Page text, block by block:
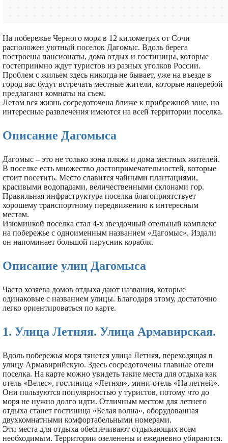
На побережье Черного моря в 12 километрах от Сочи
расположен уютный поселок Дагомыс. Вдоль берега
построены пансионаты, дома отдых и гостиницы, которые
гостеприимно ждут туристов из разных уголков России.
Проблем с жильем здесь никогда не бывает, уже на въезде в
город вас будут встречать местные жители, которые наперебой
предлагают комнаты на съем.
Летом вся жизнь сосредоточена ближе к прибрежной зоне, но
интересные развлечения имеются на всей территории поселка.
Описание Дагомыса
Дагомыс – это не только зона пляжа и дома местных жителей.
В поселке есть множество достопримечательностей, которые
стоит посетить. Место славится чайными плантациями,
красивыми водопадами, величественными склонами гор.
Правильная инфраструктура поселка благоприятствует
хорошему транспортному передвижению к интересным
местам.
Изюминкой поселка стал 4-х звездочный отельный комплекс
на побережье с одноименным названием «Дагомыс». Издали
он напоминает большой парусник корабля.
Описание улиц Дагомыса
Часто хозяева домов отдыха дают названия, которые
одинаковые с названием улицы. Благодаря этому, достаточно
легко ориентироваться по карте.
1. Улица Летняя. Улица Армавирская.
Вдоль побережья моря тянется улица Летняя, переходящая в
улицу Армавирийскую. Здесь сосредоточены главные отели
поселка. На карте можно увидеть такие места для отдыха как
отель «Велес», гостиница «Летняя», мини-отель «На летней».
Они пользуются популярностью у туристов, потому что до
моря не нужно долго идти. Отличным местом для летнего
отдыха станет гостиница «Белая волна», оборудованная
двухкомнатными комфортабельными номерами.
Эти места для отдыха обеспечивают отдыхающих всем
необходимым. Территории озеленены и ежедневно убираются.